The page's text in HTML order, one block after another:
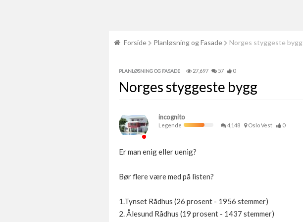
Forside Planløsning og Fasade Norges styggeste bygg
PLANLØSNING OG FASADE 27,697 57 0
Norges styggeste bygg
incognito
Legende 4,148 Oslo Vest 0
Er man enig eller uenig?
Bør flere være med på listen?
1.Tynset Rådhus (26 prosent - 1956 stemmer)
2. Ålesund Rådhus (19 prosent - 1437 stemmer)